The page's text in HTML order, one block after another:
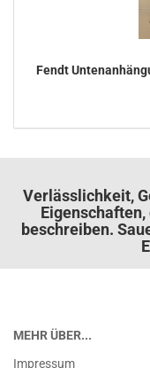
Fendt
Verlässlichkeit,
beschreiben.
MEHR ÜBER...
Impressum